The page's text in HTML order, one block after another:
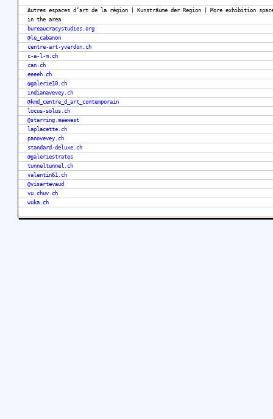
Autres espaces d’art de la région | Kunsträume der Region | More exhibition
in the area
bureaucracystudies.org
@le_cabanon
centre-art-yverdon.ch
c-a-l-m.ch
can.ch
eeeeh.ch
@galerie10.ch
indianavevey.ch
@kmd_centre_d_art_contemporain
locus-solus.ch
@starring.maewest
laplacette.ch
panovevey.ch
standard-deluxe.ch
@galeriestrates
tunneltunnel.ch
valentin61.ch
@visartevaud
vu.chuv.ch
wuka.ch